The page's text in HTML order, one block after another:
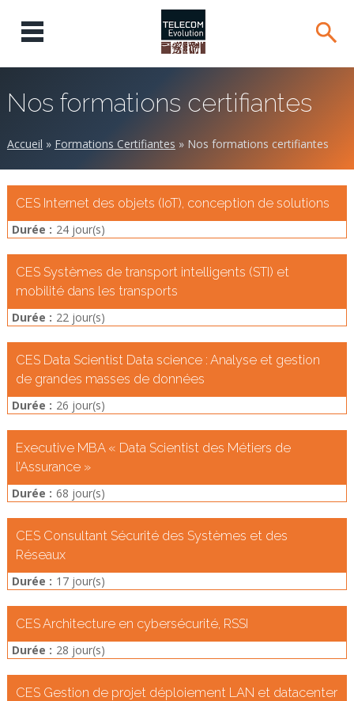
Nos formations certifiantes
Accueil » Formations Certifiantes » Nos formations certifiantes
CES Internet des objets (IoT), conception de solutions
Durée : 24 jour(s)
CES Systèmes de transport intelligents (STI) et
mobilité dans les transports
Durée : 22 jour(s)
CES Data Scientist Data science : Analyse et gestion
de grandes masses de données
Durée : 26 jour(s)
Executive MBA « Data Scientist des Métiers de
l’Assurance »
Durée : 68 jour(s)
CES Consultant Sécurité des Systèmes et des
Réseaux
Durée : 17 jour(s)
CES Architecture en cybersécurité, RSSI
Durée : 28 jour(s)
CES Gestion de projet déploiement LAN et datacenter